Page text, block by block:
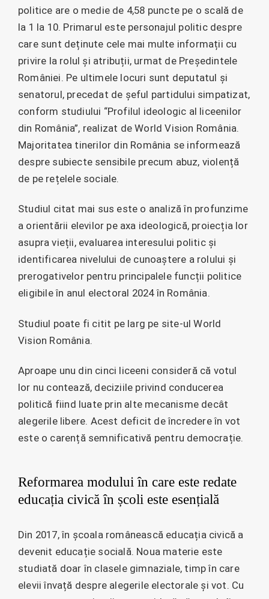
politice are o medie de 4,58 puncte pe o scală de
la 1 la 10. Primarul este personajul politic despre
care sunt deținute cele mai multe informații cu
privire la rolul și atribuții, urmat de Președintele
României. Pe ultimele locuri sunt deputatul și
senatorul, precedat de șeful partidului simpatizat,
conform studiului “Profilul ideologic al liceenilor
din România”, realizat de World Vision România.
Majoritatea tinerilor din România se informează
despre subiecte sensibile precum abuz, violență
de pe rețelele sociale.
Studiul citat mai sus este o analiză în profunzime
a orientării elevilor pe axa ideologică, proiecția lor
asupra vieții, evaluarea interesului politic și
identificarea nivelului de cunoaștere a rolului și
prerogativelor pentru principalele funcții politice
eligibile în anul electoral 2024 în România.
Studiul poate fi citit pe larg pe site-ul World
Vision România.
Aproape unu din cinci liceeni consideră că votul
lor nu contează, deciziile privind conducerea
politică fiind luate prin alte mecanisme decât
alegerile libere. Acest deficit de încredere în vot
este o carență semnificativă pentru democrație.
Reformarea modului în care este redate
educația civică în școli este esențială
Din 2017, în școala românească educația civică a
devenit educație socială. Noua materie este
studiată doar în clasele gimnaziale, timp în care
elevii învață despre alegerile electorale și vot. Cu